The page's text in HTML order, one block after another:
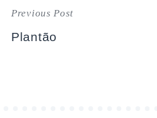
Previous Post
Plantão